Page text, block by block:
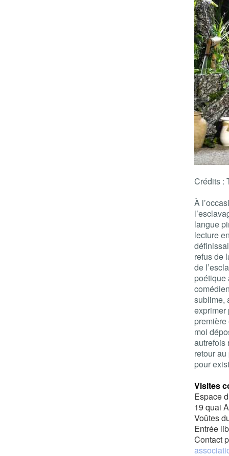
Crédits :
À
langue
lecture
refus de
de
poétique
sublime,
exprimer
moi
autrefois
retour
pour
Visites
Espace
19 quai
Voûtes
Entrée
Contact